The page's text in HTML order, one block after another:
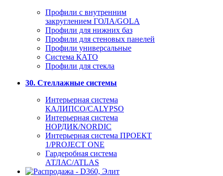
Профили с внутренним
закруглением ГОЛА/GOLA
Профили для нижних баз
Профили для стеновых панелей
Профили универсальные
Система КАТО
Профили для стекла
30. Стеллажные системы
Интерьерная система
КАЛИПСО/CALYPSO
Интерьерная система
НОРДИК/NORDIC
Интерьерная система ПРОЕКТ
1/PROJECT ONE
Гардеробная система
АТЛАС/ATLAS